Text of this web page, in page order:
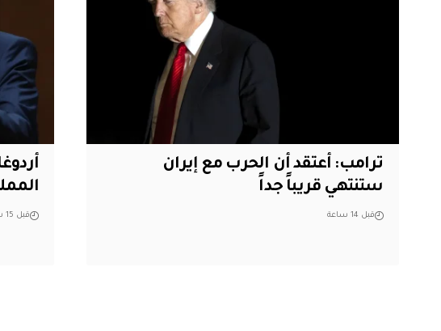
‏ترامب: أعتقد أن الحرب مع إيران
ستنتهي قريباً جداً
قبل 14 ساعة قبل 15 ساعة